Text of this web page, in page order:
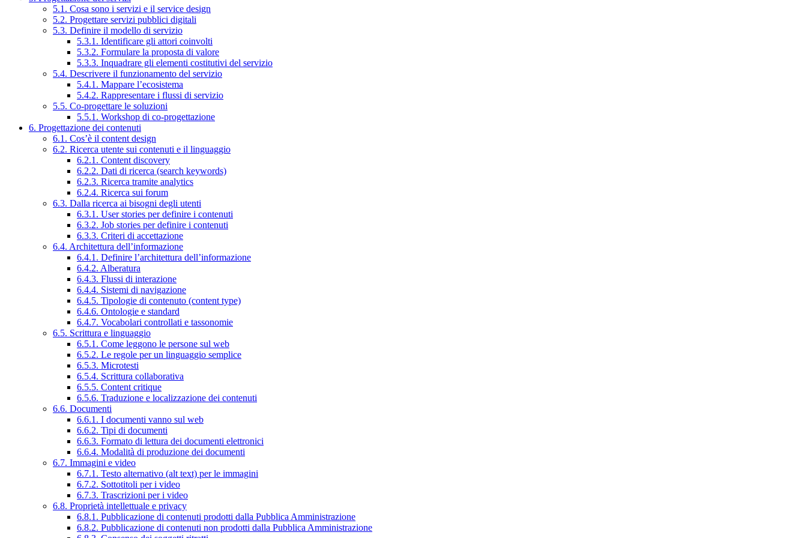
5.1. Cosa sono i servizi e il service design
5.2. Progettare servizi pubblici digitali
5.3. Definire il modello di servizio
5.3.1. Identificare gli attori coinvolti
5.3.2. Formulare la proposta di valore
5.3.3. Inquadrare gli elementi costitutivi del servizio
5.4. Descrivere il funzionamento del servizio
5.4.1. Mappare l’ecosistema
5.4.2. Rappresentare i flussi di servizio
5.5. Co-progettare le soluzioni
5.5.1. Workshop di co-progettazione
6. Progettazione dei contenuti
6.1. Cos’è il content design
6.2. Ricerca utente sui contenuti e il linguaggio
6.2.1. Content discovery
6.2.2. Dati di ricerca (search keywords)
6.2.3. Ricerca tramite analytics
6.2.4. Ricerca sui forum
6.3. Dalla ricerca ai bisogni degli utenti
6.3.1. User stories per definire i contenuti
6.3.2. Job stories per definire i contenuti
6.3.3. Criteri di accettazione
6.4. Architettura dell’informazione
6.4.1. Definire l’architettura dell’informazione
6.4.2. Alberatura
6.4.3. Flussi di interazione
6.4.4. Sistemi di navigazione
6.4.5. Tipologie di contenuto (content type)
6.4.6. Ontologie e standard
6.4.7. Vocabolari controllati e tassonomie
6.5. Scrittura e linguaggio
6.5.1. Come leggono le persone sul web
6.5.2. Le regole per un linguaggio semplice
6.5.3. Microtesti
6.5.4. Scrittura collaborativa
6.5.5. Content critique
6.5.6. Traduzione e localizzazione dei contenuti
6.6. Documenti
6.6.1. I documenti vanno sul web
6.6.2. Tipi di documenti
6.6.3. Formato di lettura dei documenti elettronici
6.6.4. Modalità di produzione dei documenti
6.7. Immagini e video
6.7.1. Testo alternativo (alt text) per le immagini
6.7.2. Sottotitoli per i video
6.7.3. Trascrizioni per i video
6.8. Proprietà intellettuale e privacy
6.8.1. Pubblicazione di contenuti prodotti dalla Pubblica Amministrazione
6.8.2. Pubblicazione di contenuti non prodotti dalla Pubblica Amministrazione